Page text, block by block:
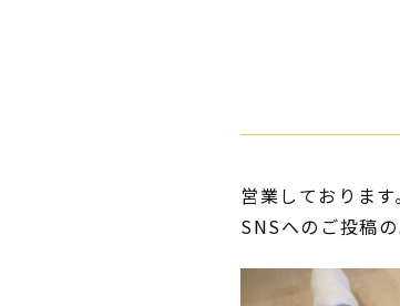
営業しておりま
SNSへのご投稿